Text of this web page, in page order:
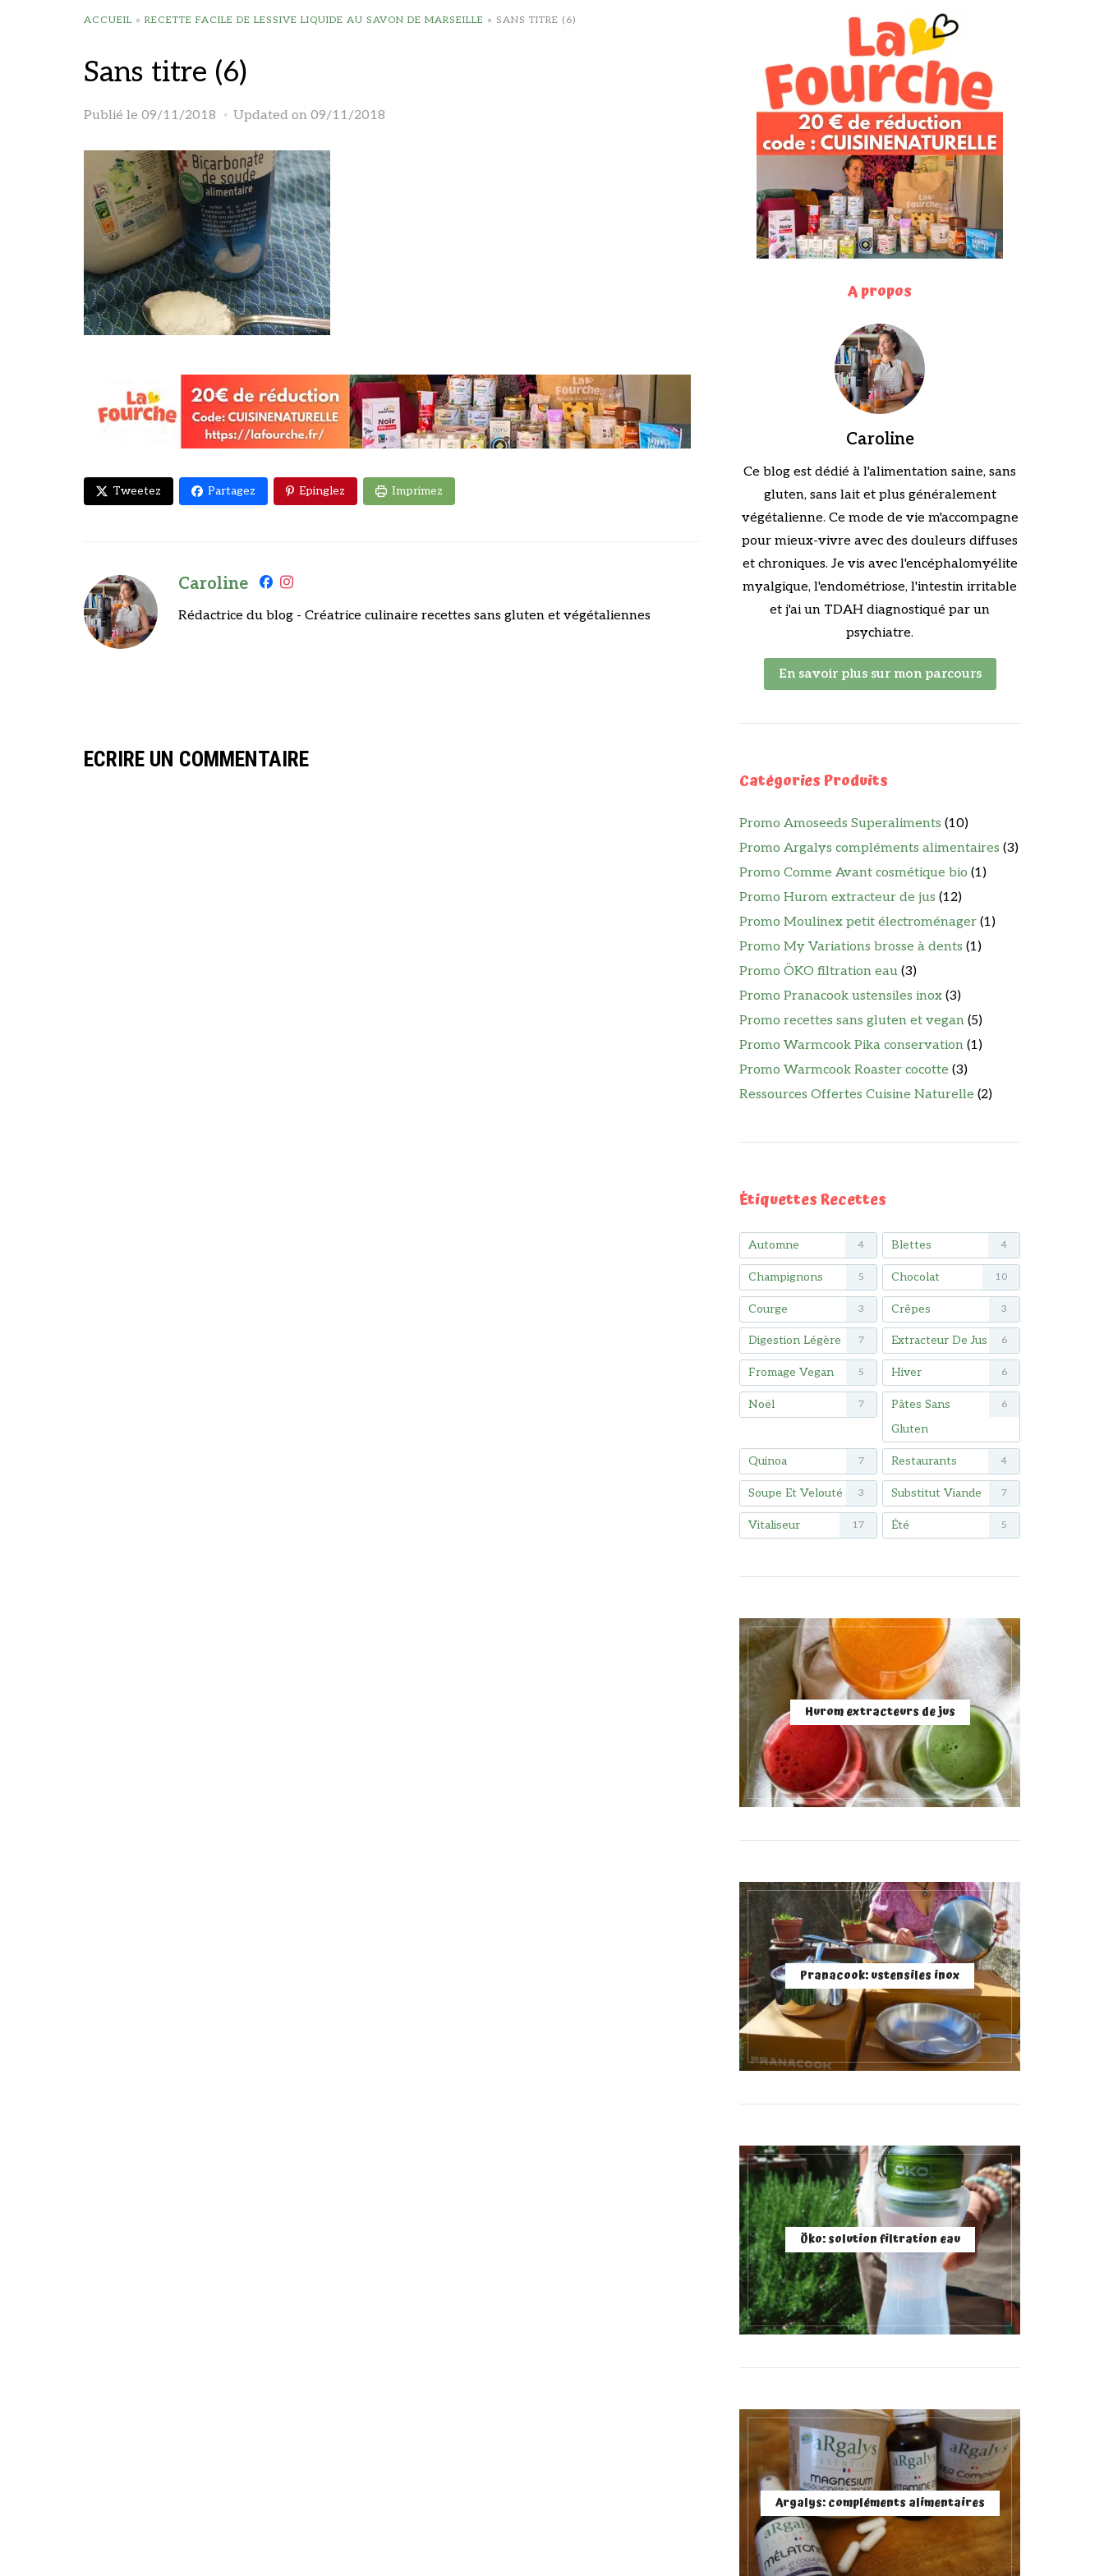
ACCUEIL » RECETTE FACILE DE LESSIVE LIQUIDE AU SAVON DE MARSEILLE » SANS TITRE (6)
Sans titre (6)
Publié le 09/11/2018 Updated on 09/11/2018
Tweetez Partagez Epinglez Imprimez
Caroline
Rédactrice du blog - Créatrice culinaire recettes sans gluten et végétaliennes
ECRIRE UN COMMENTAIRE
A propos
Caroline
Ce blog est dédié à l'alimentation saine, sans
gluten, sans lait et plus généralement
végétalienne. Ce mode de vie m'accompagne
pour mieux-vivre avec des douleurs diffuses
et chroniques. Je vis avec l'encéphalomyélite
myalgique, l'endométriose, l'intestin irritable
et j'ai un TDAH diagnostiqué par un
psychiatre.
En savoir plus sur mon parcours
Catégories Produits
Promo Amoseeds Superaliments (10)
Promo Argalys compléments alimentaires (3)
Promo Comme Avant cosmétique bio (1)
Promo Hurom extracteur de jus (12)
Promo Moulinex petit électroménager (1)
Promo My Variations brosse à dents (1)
Promo ÖKO filtration eau (3)
Promo Pranacook ustensiles inox (3)
Promo recettes sans gluten et vegan (5)
Promo Warmcook Pika conservation (1)
Promo Warmcook Roaster cocotte (3)
Ressources Offertes Cuisine Naturelle (2)
Étiquettes Recettes
Automne 4 Blettes 4
Champignons 5 Chocolat 10
Courge 3 Crêpes 3
Digestion Légère 7 Extracteur De Jus 6
Fromage Vegan 5 Hiver 6
Noël 7
Pâtes Sans
Gluten
6
Quinoa 7 Restaurants 4
Soupe Et Velouté 3 Substitut Viande 7
Vitaliseur 17 Été 5
Hurom extracteurs de jus
Pranacook: ustensiles inox
Öko: solution filtration eau
Argalys: compléments alimentaires